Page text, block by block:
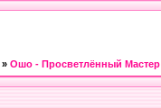
» Ошо - Просветлённый Мастер